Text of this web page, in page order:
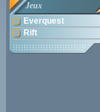
Jeux
Everquest
Rift